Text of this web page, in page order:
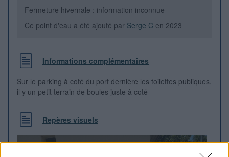
Fermeture hivernale : information inconnue
Ce point d'eau a été ajouté par Serge C en 2023
Informations complémentaires
Sur le parking à coté du port dernière les toilettes publiques,
il y un petit terrain de boules juste à coté
Repères visuels